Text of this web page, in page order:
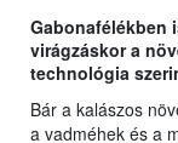
Gabonafélékben
virágzáskor a
technológia
Bár a kalászos
a vadméhek és a